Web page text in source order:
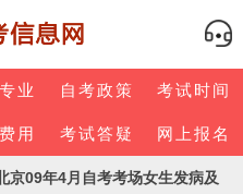
业 自考政策 考试时间
用 考试答疑 网上报名
京09年4月自考考场女生发病及